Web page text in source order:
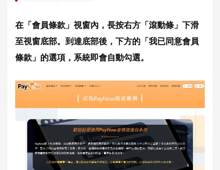
在「會員條款」視窗內，長按右方「滾動條」下滑
至視窗底部。到達底部後，下方的「我已同意會員
條款」的選項，系統即會自動勾選。